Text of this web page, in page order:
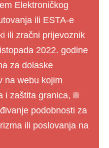
Elektroničkog
ili ESTA-e
ili zračni prijevoznik
2022. godine
za dolaske
na webu kojim
i zaštita granica, ili
podobnosti za
ili poslovanja na